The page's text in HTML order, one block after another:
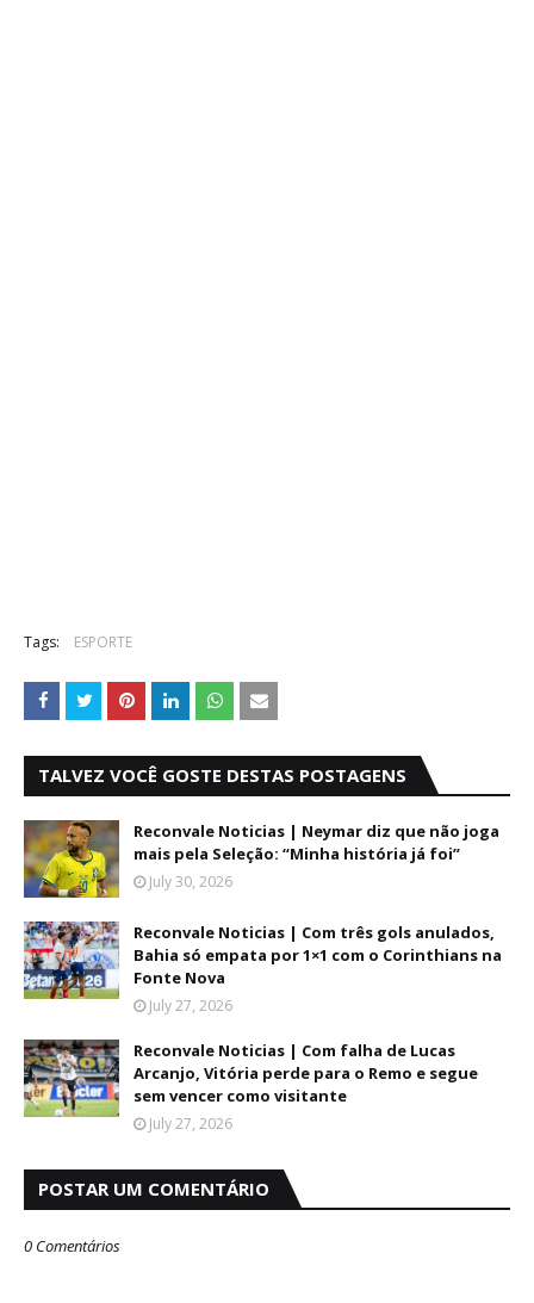
Tags: ESPORTE
TALVEZ VOCÊ GOSTE DESTAS POSTAGENS
Reconvale Noticias | Neymar diz que não joga
mais pela Seleção: “Minha história já foi”
July 30, 2026
Reconvale Noticias | Com três gols anulados,
Bahia só empata por 1×1 com o Corinthians na
Fonte Nova
July 27, 2026
Reconvale Noticias | Com falha de Lucas
Arcanjo, Vitória perde para o Remo e segue
sem vencer como visitante
July 27, 2026
POSTAR UM COMENTÁRIO
0 Comentários